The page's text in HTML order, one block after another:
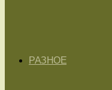
РАЗНОЕ